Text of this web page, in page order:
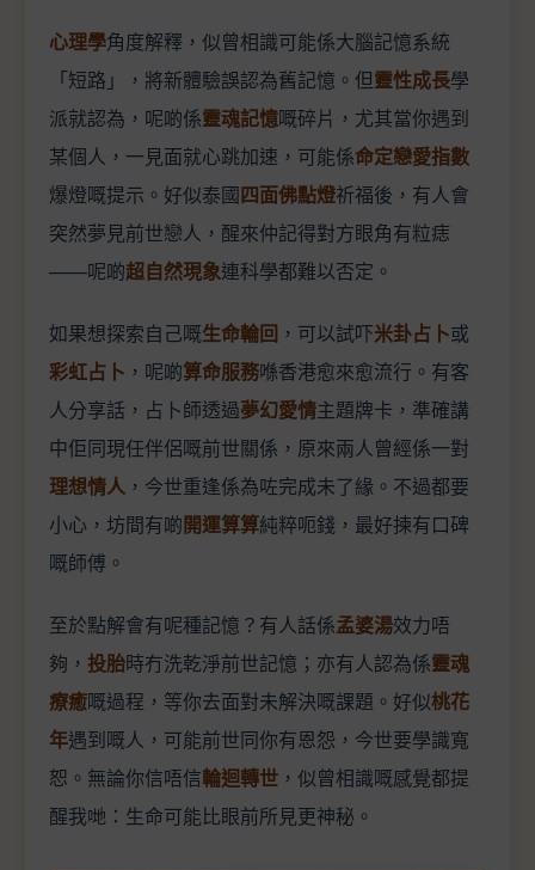
心理學角度解釋，似曾相識可能係大腦記憶系統
「短路」，將新體驗誤認為舊記憶。但靈性成長學
派就認為，呢啲係靈魂記憶嘅碎片，尤其當你遇到
某個人，一見面就心跳加速，可能係命定戀愛指數
爆燈嘅提示。好似泰國四面佛點燈祈福後，有人會
突然夢見前世戀人，醒來仲記得對方眼角有粒痣
——呢啲超自然現象連科學都難以否定。
如果想探索自己嘅生命輪回 ，可以試吓米卦占卜或
彩虹占卜 ，呢啲算命服務喺香港愈來愈流行。有客
人分享話，占卜師透過夢幻愛情主題牌卡，準確講
中佢同現任伴侶嘅前世關係，原來兩人曾經係一對
理想情人 ，今世重逢係為咗完成未了緣。不過都要
小心，坊間有啲開運算算純粹呃錢，最好揀有口碑
嘅師傅。
至於點解會有呢種記憶？有人話係孟婆湯效力唔
夠， 投胎時冇洗乾淨前世記憶；亦有人認為係靈魂
療癒嘅過程，等你去面對未解決嘅課題。好似桃花
年遇到嘅人，可能前世同你有恩怨，今世要學識寬
恕。無論你信唔信輪迴轉世 ，似曾相識嘅感覺都提
醒我哋：生命可能比眼前所見更神秘。